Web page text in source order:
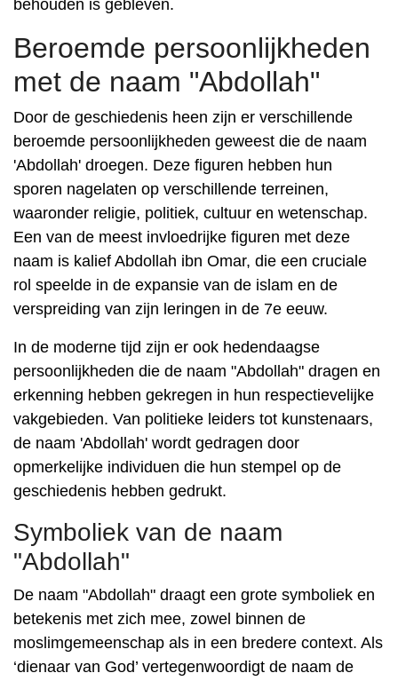
behouden is gebleven.
Beroemde persoonlijkheden
met de naam "Abdollah"
Door de geschiedenis heen zijn er verschillende
beroemde persoonlijkheden geweest die de naam
'Abdollah' droegen. Deze figuren hebben hun
sporen nagelaten op verschillende terreinen,
waaronder religie, politiek, cultuur en wetenschap.
Een van de meest invloedrijke figuren met deze
naam is kalief Abdollah ibn Omar, die een cruciale
rol speelde in de expansie van de islam en de
verspreiding van zijn leringen in de 7e eeuw.
In de moderne tijd zijn er ook hedendaagse
persoonlijkheden die de naam "Abdollah" dragen en
erkenning hebben gekregen in hun respectievelijke
vakgebieden. Van politieke leiders tot kunstenaars,
de naam 'Abdollah' wordt gedragen door
opmerkelijke individuen die hun stempel op de
geschiedenis hebben gedrukt.
Symboliek van de naam
"Abdollah"
De naam "Abdollah" draagt ​​een grote symboliek en
betekenis met zich mee, zowel binnen de
moslimgemeenschap als in een bredere context. Als
‘dienaar van God’ vertegenwoordigt de naam de